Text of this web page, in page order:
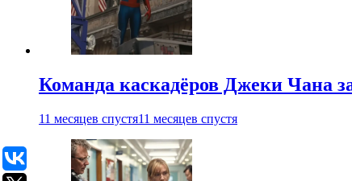
Команда каскадёров Джеки Чана
11 месяцев спустя11 месяцев спустя